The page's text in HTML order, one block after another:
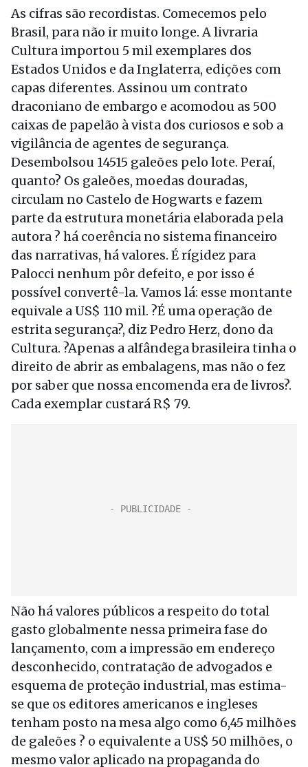
As cifras são recordistas. Comecemos pelo
Brasil, para não ir muito longe. A livraria
Cultura importou 5 mil exemplares dos
Estados Unidos e da Inglaterra, edições com
capas diferentes. Assinou um contrato
draconiano de embargo e acomodou as 500
caixas de papelão à vista dos curiosos e sob a
vigilância de agentes de segurança.
Desembolsou 14515 galeões pelo lote. Peraí,
quanto? Os galeões, moedas douradas,
circulam no Castelo de Hogwarts e fazem
parte da estrutura monetária elaborada pela
autora ? há coerência no sistema financeiro
das narrativas, há valores. É rígidez para
Palocci nenhum pôr defeito, e por isso é
possível convertê-la. Vamos lá: esse montante
equivale a US$ 110 mil. ?É uma operação de
estrita segurança?, diz Pedro Herz, dono da
Cultura. ?Apenas a alfândega brasileira tinha o
direito de abrir as embalagens, mas não o fez
por saber que nossa encomenda era de livros?.
Cada exemplar custará R$ 79.
Não há valores públicos a respeito do total
gasto globalmente nessa primeira fase do
lançamento, com a impressão em endereço
desconhecido, contratação de advogados e
esquema de proteção industrial, mas estima-
se que os editores americanos e ingleses
tenham posto na mesa algo como 6,45 milhões
de galeões ? o equivalente a US$ 50 milhões, o
mesmo valor aplicado na propaganda do